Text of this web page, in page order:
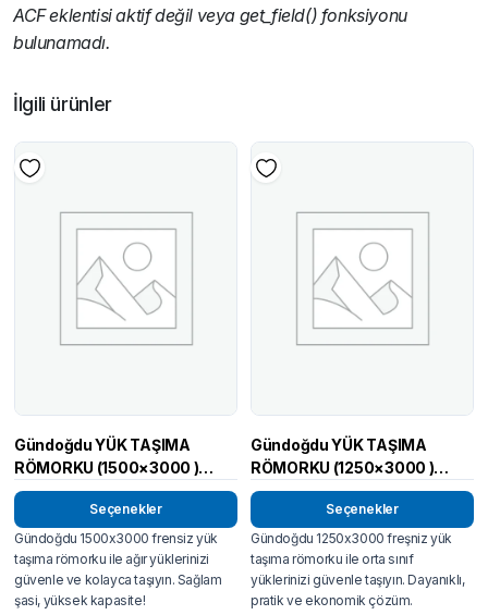
ACF eklentisi aktif değil veya get_field() fonksiyonu
bulunamadı.
İlgili ürünler
Gündoğdu YÜK TAŞIMA
RÖMORKU (1500×3000 )
FRENSİZ
Seçenekler
Gündoğdu 1500x3000 frensiz yük
taşıma römorku ile ağır yüklerinizi
güvenle ve kolayca taşıyın. Sağlam
şasi, yüksek kapasite!
Gündoğdu YÜK TAŞIMA
RÖMORKU (1250×3000 )
FRENSİZ
Seçenekler
Gündoğdu 1250x3000 freşniz yük
taşıma römorku ile orta sınıf
yüklerinizi güvenle taşıyın. Dayanıklı,
pratik ve ekonomik çözüm.